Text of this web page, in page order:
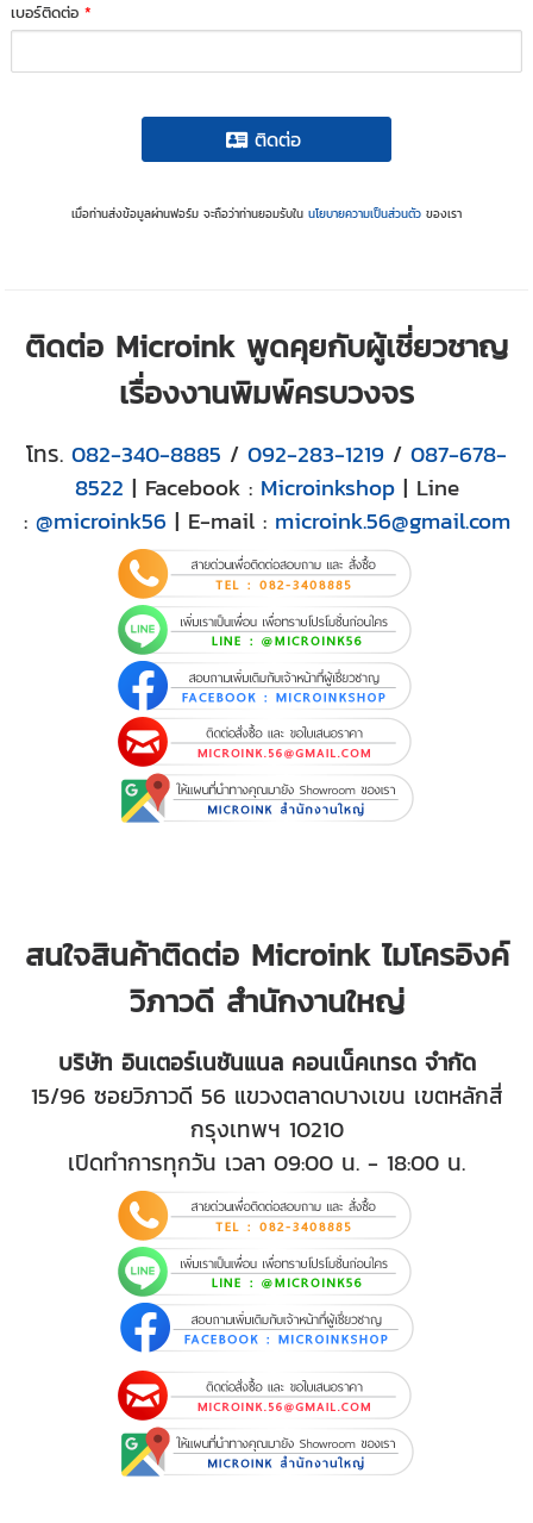
เบอร์ติดต่อ*
ติดต่อ
เมื่อท่านส่งข้อมูลผ่านฟอร์ม จะถือว่าท่านยอมรับใน นโยบายความเป็นส่วนตัว ของเรา
ติดต่อ Microink พูดคุยกับผู้เชี่ยวชาญ
เรื่องงานพิมพ์ครบวงจร
โทร. 082-340-8885 / 092-283-1219 / 087-678-
8522 | Facebook : Microinkshop| Line
: @microink56 | E-mail : microink.56@gmail.com
สนใจสินค้าติดต่อ Microink ไมโครอิงค์
วิภาวดี สำนักงานใหญ่
บริษัท อินเตอร์เนชันแนล คอนเน็คเทรด จำกัด
15/96 ซอยวิภาวดี 56 แขวงตลาดบางเขน เขตหลักสี่
กรุงเทพฯ 10210
เปิดทำการทุกวัน เวลา 09:00 น. - 18:00 น.